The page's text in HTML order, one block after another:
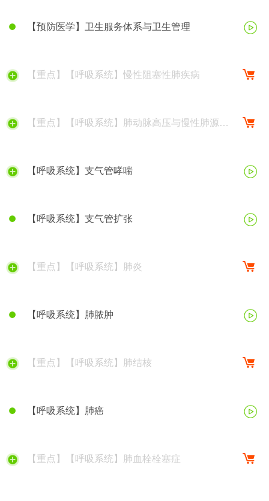
【预防医学】卫生服务体系与卫生管理
【重点】【呼吸系统】慢性阻塞性肺疾病
【重点】【呼吸系统】肺动脉高压与慢性肺源性
【呼吸系统】支气管哮喘
【呼吸系统】支气管扩张
【重点】【呼吸系统】肺炎
【呼吸系统】肺脓肿
【重点】【呼吸系统】肺结核
【呼吸系统】肺癌
【重点】【呼吸系统】肺血栓栓塞症